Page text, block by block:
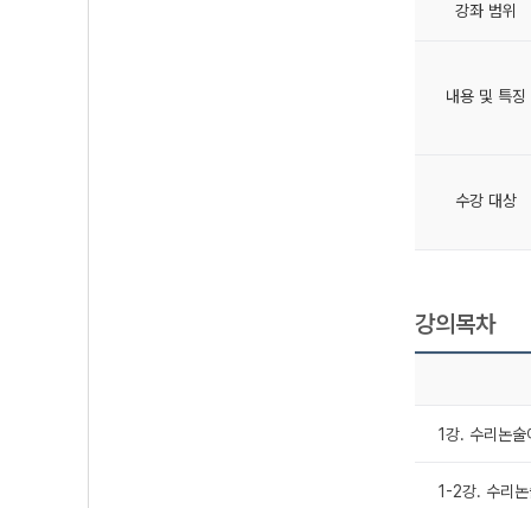
강좌 범위
내용 및 특징
수강 대상
강의목차
1강. 수리논술
1-2강. 수리